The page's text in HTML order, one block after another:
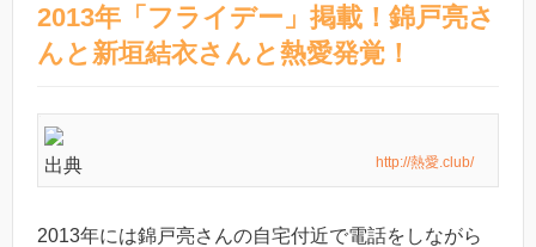
2013年「フライデー」掲載！錦戸亮さ
んと新垣結衣さんと熱愛発覚！
出典 http://熱愛.club/
2013年には錦戸亮さんの自宅付近で電話をしながら